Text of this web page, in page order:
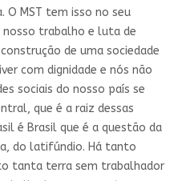
O MST tem isso no seu
nosso trabalho e luta de
de uma sociedade
com dignidade e nós não
sociais do nosso país se
que é a raiz dessas
é Brasil que é a questão da
do latifúndio. Há tanto
tanta terra sem trabalhador